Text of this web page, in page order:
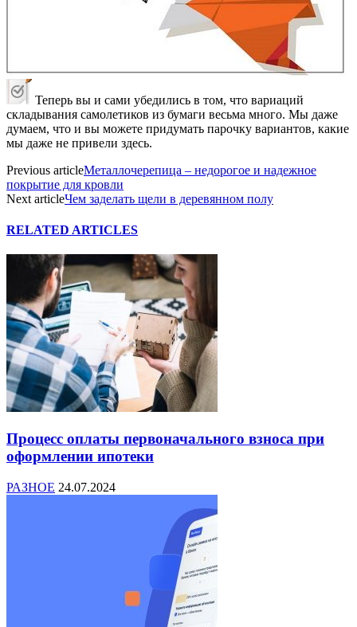
Теперь вы и сами убедились в том, что вариаций
складывания самолетиков из бумаги весьма много. Мы даже
думаем, что и вы можете придумать парочку вариантов, какие
мы даже не привели здесь.
Previous articleМеталлочерепица – недорогое и надежное
покрытие для кровли
Next articleЧем заделать щели в деревянном полу
RELATED ARTICLES
Процесс оплаты первоначального взноса при
оформлении ипотеки
РАЗНОЕ 24.07.2024